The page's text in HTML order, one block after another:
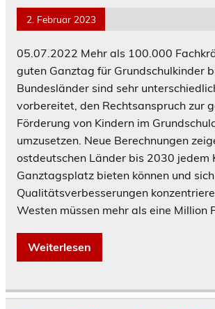
2. Februar 2023
05.07.2022 Mehr als 100.000
guten Ganztag für Grundschulkinder
Bundesländer sind sehr
vorbereitet, den Rechtsanspruch zur
Förderung von Kindern im
umzusetzen. Neue Berechnungen
ostdeutschen Länder bis 2030 jedem
Ganztagsplatz bieten können und
Qualitätsverbesserungen
Westen müssen mehr als eine Million
Weiterlesen